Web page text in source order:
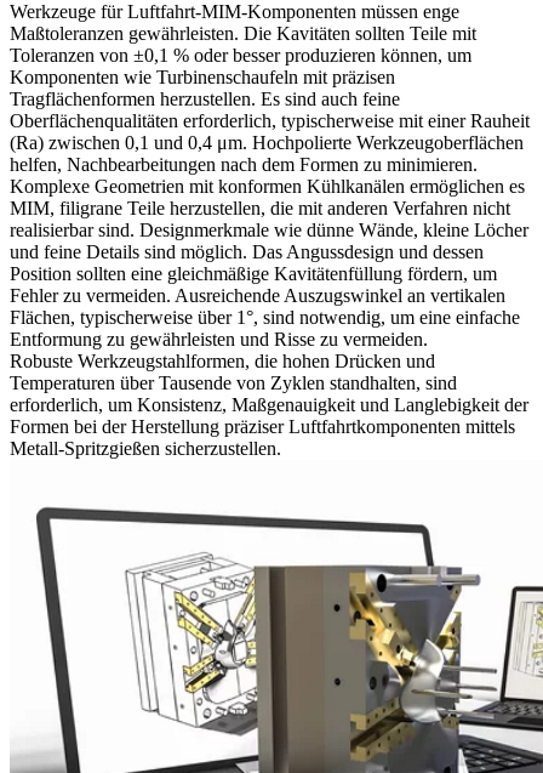
Werkzeuge für Luftfahrt-MIM-Komponenten müssen enge
Maßtoleranzen gewährleisten. Die Kavitäten sollten Teile mit
Toleranzen von ±0,1 % oder besser produzieren können, um
Komponenten wie Turbinenschaufeln mit präzisen
Tragflächenformen herzustellen. Es sind auch feine
Oberflächenqualitäten erforderlich, typischerweise mit einer Rauheit
(Ra) zwischen 0,1 und 0,4 μm. Hochpolierte Werkzeugoberflächen
helfen, Nachbearbeitungen nach dem Formen zu minimieren.
Komplexe Geometrien mit konformen Kühlkanälen ermöglichen es
MIM, filigrane Teile herzustellen, die mit anderen Verfahren nicht
realisierbar sind. Designmerkmale wie dünne Wände, kleine Löcher
und feine Details sind möglich. Das Angussdesign und dessen
Position sollten eine gleichmäßige Kavitätenfüllung fördern, um
Fehler zu vermeiden. Ausreichende Auszugswinkel an vertikalen
Flächen, typischerweise über 1°, sind notwendig, um eine einfache
Entformung zu gewährleisten und Risse zu vermeiden.
Robuste Werkzeugstahlformen, die hohen Drücken und
Temperaturen über Tausende von Zyklen standhalten, sind
erforderlich, um Konsistenz, Maßgenauigkeit und Langlebigkeit der
Formen bei der Herstellung präziser Luftfahrtkomponenten mittels
Metall-Spritzgießen sicherzustellen.